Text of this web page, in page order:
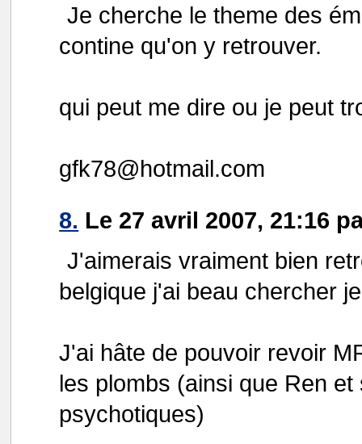
Je cherche le theme des
contine qu'on y retrouver.
qui peut me dire ou je peut
gfk78@hotmail.com
8. Le 27 avril 2007, 21:16
J'aimerais vraiment bien
belgique j'ai beau chercher
J'ai hâte de pouvoir revoir
les plombs (ainsi que Ren
psychotiques)